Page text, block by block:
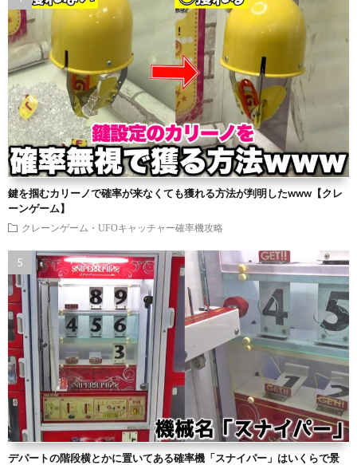
鍵を掴むカリーノで確率が来なくても獲れる方法が判明したwww【クレ
ーンゲーム】
クレーンゲーム・UFOキャッチャー確率機攻略
デパートの階段横とかに置いてある確率機「スナイパー」はいくらで景